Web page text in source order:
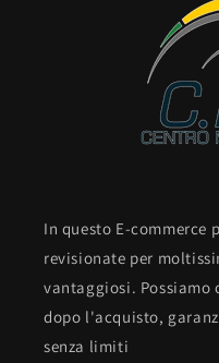
In questo E-commerce
revisionate per
vantaggiosi. Possiamo
dopo l'acquisto,
senza limiti